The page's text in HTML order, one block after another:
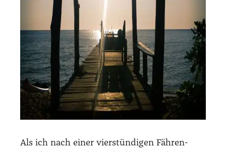
Als ich nach einer vier­stün­di­gen Fähren­